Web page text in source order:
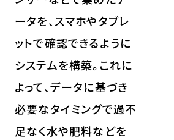
ータを、スマホやタブレ
ットで確認できるように
システムを構築。これに
よって、データに基づき
必要なタイミングで過不
足なく水や肥料などを